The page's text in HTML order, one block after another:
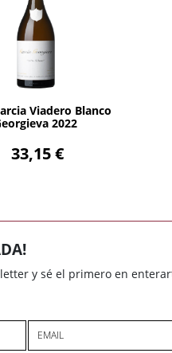
Viadero Blanco
2022
33,15 €
AÑADIR
y sé el primero en
EMAIL